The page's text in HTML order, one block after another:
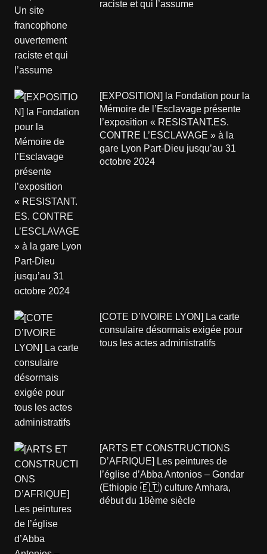
raciste et qui l’assume
[EXPOSITION] la Fondation pour la
Mémoire de l’Esclavage présente
l’exposition « RESISTANT.ES.
CONTRE L’ESCLAVAGE » à la
gare Lyon Part-Dieu jusqu’au 31
octobre 2024
[COTE D’IVOIRE LYON] La carte
consulaire désormais exigée pour
tous les actes administratifs
[ARTS ET CONSTRUCTIONS
D’AFRIQUE] Les peintures de
l’église d’Abba Antonios – Gondar
(Ethiopie 🇪🇹) culture Amhara,
début du 18ème siècle